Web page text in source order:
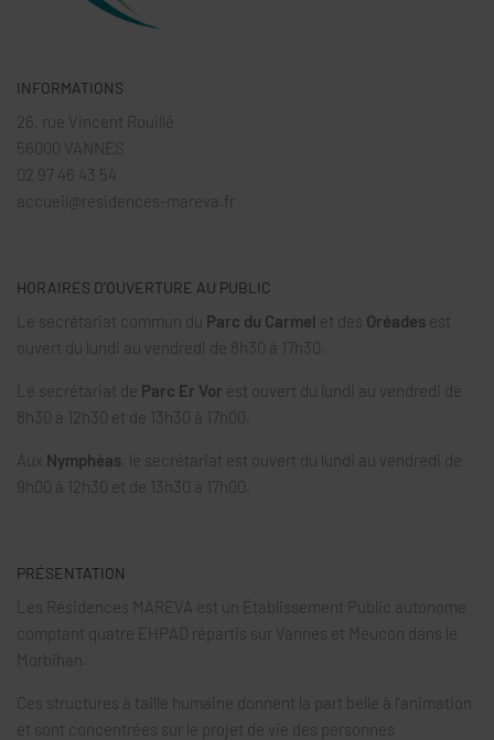
INFORMATIONS
26, rue Vincent Rouillé
56000 VANNES
02 97 46 43 54
accueil@residences-mareva.fr
HORAIRES D’OUVERTURE AU PUBLIC
Le secrétariat commun du Parc du Carmel et des Oréades est
ouvert du lundi au vendredi de 8h30 à 17h30.
Le secrétariat de Parc Er Vor est ouvert du lundi au vendredi de
8h30 à 12h30 et de 13h30 à 17h00.
Aux Nymphéas , le secrétariat est ouvert du lundi au vendredi de
9h00 à 12h30 et de 13h30 à 17h00.
PRÉSENTATION
Les Résidences MAREVA est un Établissement Public autonome
comptant quatre EHPAD répartis sur Vannes et Meucon dans le
Morbihan.
Ces structures à taille humaine donnent la part belle à l’animation
et sont concentrées sur le projet de vie des personnes